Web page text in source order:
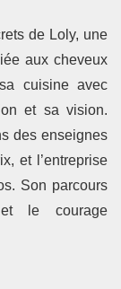
de Loly, une
aux cheveux
cuisine avec
et sa vision.
des enseignes
et l’entreprise
Son parcours
le courage